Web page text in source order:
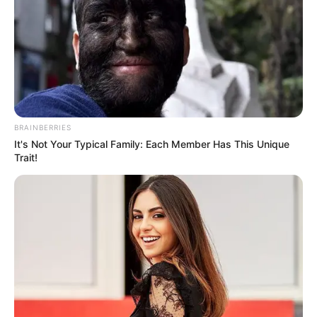
Dobrev Klára ismét elővette a Sulyok Tamás körüli
ügyet, és ezúttal nyilvánosságra hozta azokat a
bizonyítékokat, amelyek a köztársasági elnök
múltjával kapcsolatban szerinte komoly kérdéseket
BRAINBERRIES
It's Not Your Typical Family: Each Member Has This Unique
Trait!